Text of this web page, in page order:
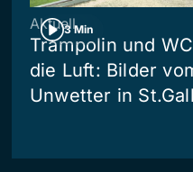
3 Min
Aktuell
Trampolin und
die Luft: Bilder
Unwetter in